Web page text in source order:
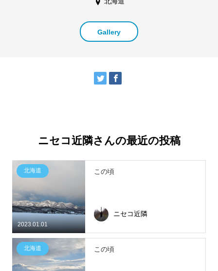
Gallery
ニセコ近隣さんの最近の投稿
2023.01.01
北海道 この頃
ニセコ近隣
北海道 この頃